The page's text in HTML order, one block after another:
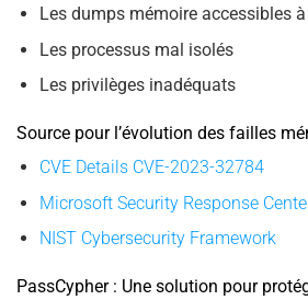
Les dumps mémoire accessibles
Les processus mal isolés
Les privilèges inadéquats
Source pour l’évolution des failles
CVE Details CVE-2023-32784
Microsoft Security Response
NIST Cybersecurity Framework
PassCypher : Une solution pour